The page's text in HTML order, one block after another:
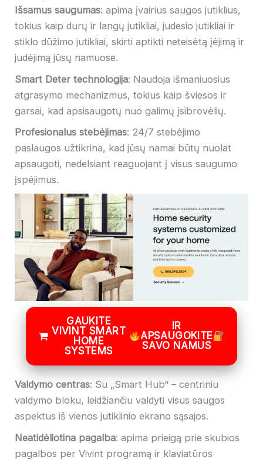
Išsamus saugumas: apima įvairius saugos jutiklius,
tokius kaip durų ir langų jutikliai, judesio jutikliai ir
stiklo dūžimo jutikliai, skirti aptikti neteisėtą įėjimą ir
judėjimą jūsų namuose.
Smart Deter technologija: Naudoja išmaniuosius
atgrasymo mechanizmus, tokius kaip šviesos ir
garsai, kad apsisaugotų nuo galimų įsibrovėlių.
Profesionalus stebėjimas: 24/7 stebėjimo
paslaugos užtikrina, kad jūsų namai būtų nuolat
apsaugoti, nedelsiant reaguojant į visus saugumo
įspėjimus.
GAUKITE
VIVINT SMART
HOME
SYSTEMS
IR
APSAUGOKITE
SAVO NAMUS
Valdymo centras: Su „Smart Hub“ – centriniu
valdymo bloku, leidžiančiu valdyti visus saugos
aspektus iš vienos jutiklinio ekrano sąsajos.
Neatidėliotina pagalba: apima prieigą prie skubios
pagalbos per Vivint programą ir klaviatūros